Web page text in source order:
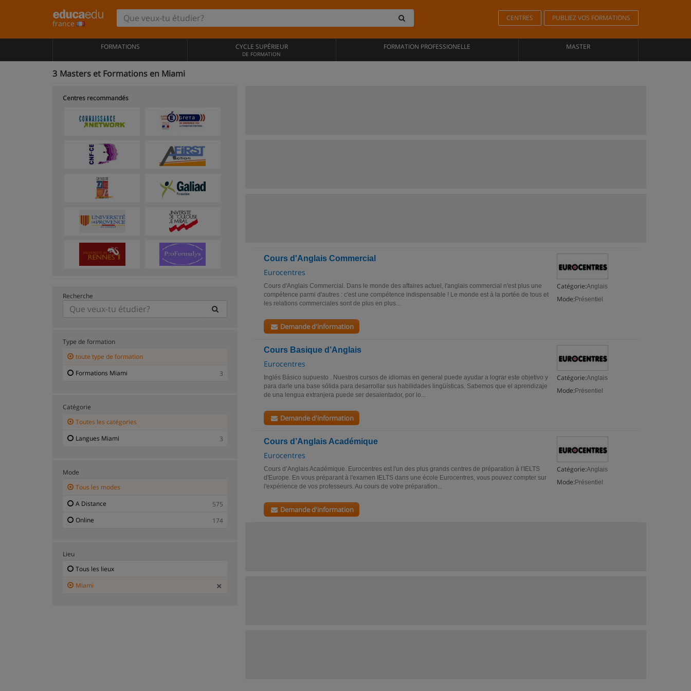
france
CENTRES PUBLIEZ VOS FORMATIONS
FORMATIONS CYCLE SUPÉRIEUR
DE FORMATION
FORMATION PROFESSIONELLE MASTER
3 Masters et Formations en Miami
Cours d'Anglais Commercial
Eurocentres
Catégorie:Anglais
Mode: Présentiel
Cours d'Anglais Commercial. Dans le monde des affaires actuel, l'anglais commercial n'est plus une
compétence parmi d'autres : c'est une compétence indispensable ! Le monde est à la portée de tous et
les relations commerciales sont de plus en plus...
Demande d'information
Cours Basique d’Anglais
Eurocentres
Catégorie:Anglais
Mode: Présentiel
Inglés Básico supuesto . Nuestros cursos de idiomas en general puede ayudar a lograr este objetivo y
para darle una base sólida para desarrollar sus habilidades lingüísticas. Sabemos que el aprendizaje
de una lengua extranjera puede ser desalentador, por lo...
Demande d'information
Cours d’Anglais Académique
Eurocentres
Catégorie:Anglais
Mode: Présentiel
Cours d’Anglais Académique. Eurocentres est l'un des plus grands centres de préparation à l'IELTS
d'Europe. En vous préparant à l'examen IELTS dans une école Eurocentres, vous pouvez compter sur
l'expérience de vos professeurs. Au cours de votre préparation...
Demande d'information
Centres recommandés
Recherche
Type de formation
toute type de formation
Formations Miami
3
Catégorie
Toutes les catégories
Langues Miami
3
Mode
Tous les modes
A Distance
575
Online
174
Lieu
Tous les lieux
Miami